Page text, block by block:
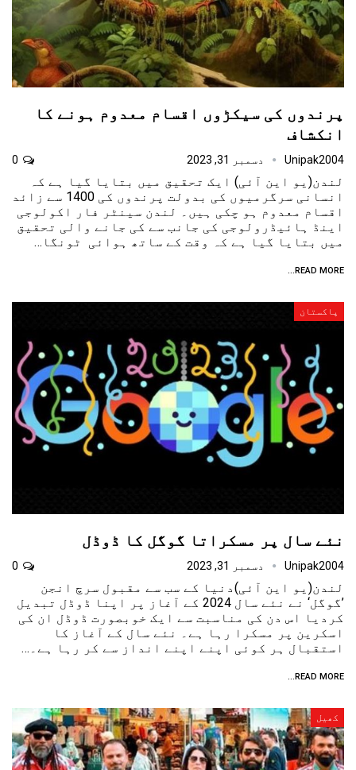
پرندوں کی سیکڑوں اقسام معدوم ہونے کا
انکشاف
Unipak2004 دسمبر 31, 2023
لندن(یو این آئی) ایک تحقیق میں بتایا گیا ہے کہ
انسانی سرگرمیوں کی بدولت پرندوں کی 1400 سے زائد
اقسام معدوم ہو چکی ہیں۔ لندن سینٹر فار اکولوجی
اینڈ ہائیڈرولوجی کی جانب سے کی جانے والی تحقیق
میں بتایا گیا ہے کہ وقت کے ساتھ ہوائی ٹونگا…
READ MORE...
پاکستان
نئے سال پر مسکراتا گوگل کا ڈوڈل
Unipak2004 دسمبر 31, 2023
لندن(یو این آئی)دنیا کے سب سے مقبول سرچ انجن
’گوگل‘ نے نئے سال 2024 کے آغاز پر اپنا ڈوڈل تبدیل
کردیا اس دن کی مناسبت سے ایک خوبصورت ڈوڈل ان کی
اسکرین پر مسکرا رہا ہے۔ نئے سال کے آغاز کا
استقبال ہر کوئی اپنے اپنے انداز سے کر رہا ہے۔…
READ MORE...
کھیل